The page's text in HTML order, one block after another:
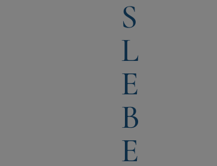
L
E
B
E
N